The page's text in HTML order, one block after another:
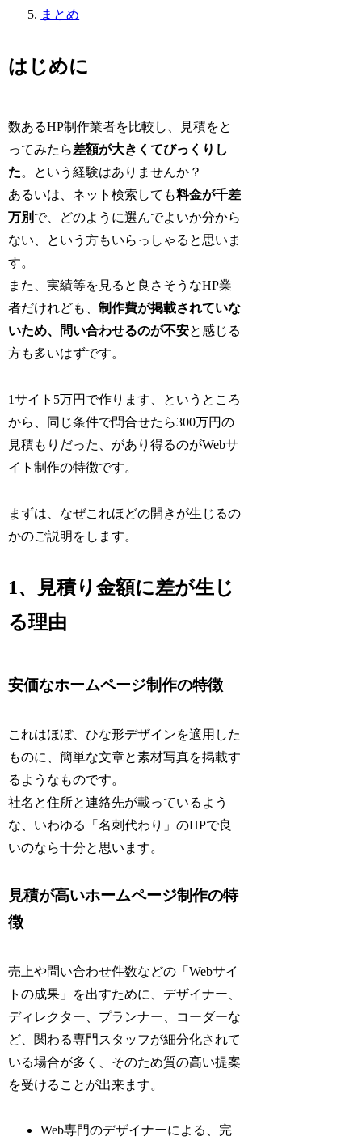
まとめ
はじめに
数あるHP制作業者を比較し、見積をと
ってみたら差額が大きくてびっくりし
た。という経験はありませんか？
あるいは、ネット検索しても料金が千差
万別 で、どのように選んでよいか分から
ない、という方もいらっしゃると思いま
す。
また、実績等を見ると良さそうなHP業
者だけれども、制作費が掲載されていな
いため、問い合わせるのが不安と感じる
方も多いはずです。
1サイト5万円で作ります、というところ
から、同じ条件で問合せたら300万円の
見積もりだった、があり得るのがWebサ
イト制作の特徴です。
まずは、なぜこれほどの開きが生じるの
かのご説明をします。
1、見積り金額に差が生じ
る理由
安価なホームページ制作の特徴
これはほぼ、ひな形デザインを適用した
ものに、簡単な文章と素材写真を掲載す
るようなものです。
社名と住所と連絡先が載っているよう
な、いわゆる「名刺代わり」のHPで良
いのなら十分と思います。
見積が高いホームページ制作の特
徴
売上や問い合わせ件数などの「Webサイ
トの成果」を出すために、デザイナー、
ディレクター、プランナー、コーダーな
ど、関わる専門スタッフが細分化されて
いる場合が多く、そのため質の高い提案
を受けることが出来ます。
Web専門のデザイナーによる、完